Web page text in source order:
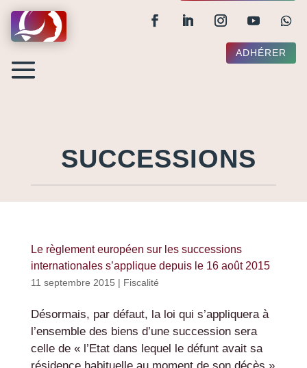
ADHÉRER
SUCCESSIONS
Le règlement européen sur les successions
internationales s’applique depuis le 16 août 2015
11 septembre 2015 | Fiscalité
Désormais, par défaut, la loi qui s’appliquera à
l’ensemble des biens d’une succession sera
celle de « l’Etat dans lequel le défunt avait sa